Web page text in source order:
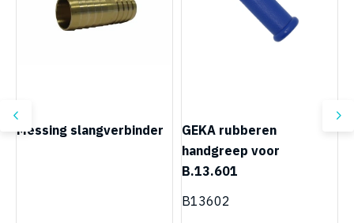
Messing slangverbinder
GEKA rubberen
handgreep voor
B.13.601
B13602